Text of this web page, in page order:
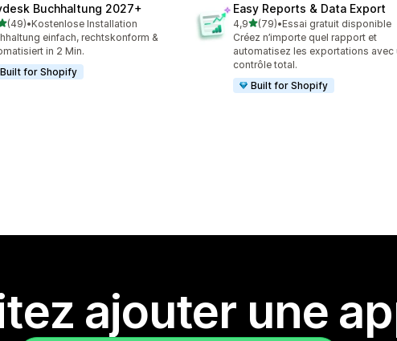
Buchhaltung 2027+
sur 5
(49)au total
•Kostenlose Installation
einfach, rechtskonform &
in 2 Min.
Built for Shopify
Easy Reports & Data Export
4,9étoile(s) sur 5
(79)
79 avis au total
•Essai gratuit disponible
Créez n’importe quel rapport et
automatisez les exportations avec
contrôle total.
Built for Shopify
ajouter une